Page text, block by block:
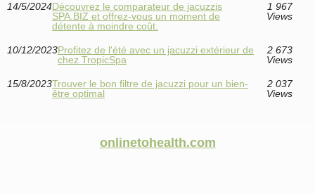
14/5/2024Découvrez le comparateur de jacuzzis
SPA.BIZ et offrez-vous un moment de
détente à moindre coût.
1 967
Views
10/12/2023Profitez de l'été avec un jacuzzi extérieur de
chez TropicSpa
2 673
Views
15/8/2023Trouver le bon filtre de jacuzzi pour un bien-
être optimal
2 037
Views
onlinetohealth.com